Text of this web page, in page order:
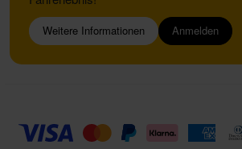
Weitere Informationen Anmelden